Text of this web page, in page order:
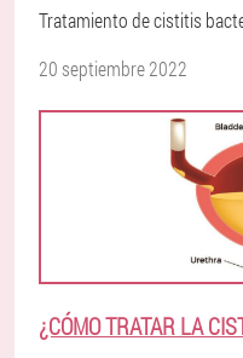
Tratamiento de cistitis
20 septiembre 2022
¿CÓMO TRATAR LA